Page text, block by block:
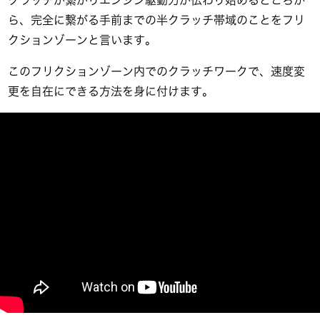
ら、完全に繋がる手前までの半クラッチ帯域のことをフリ
クションゾーンと言います。
このフリクションゾーン内でのクラッチワークで、速度変
更を自在にできる方法を身に付けます。